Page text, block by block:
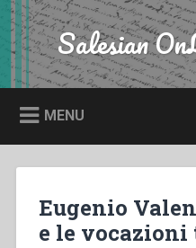
Skip
to
content
Search Salesian
MENU
Eugenio
e le